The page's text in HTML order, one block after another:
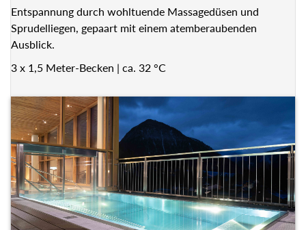
Entspannung durch wohltuende Massagedüsen und
Sprudelliegen, gepaart mit einem atemberaubenden
Ausblick.
3 x 1,5 Meter-Becken | ca. 32 °C